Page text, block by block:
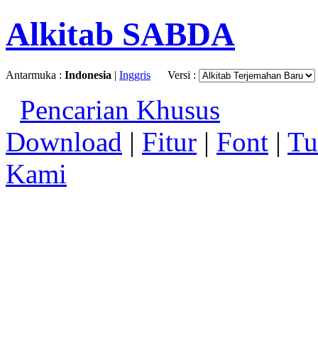
Alkitab SABDA
Antarmuka : Indonesia | Inggris Versi :
Pencarian Khusus
Download | Fitur | Font |
Kami